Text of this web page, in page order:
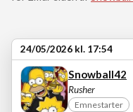
24/05/2026 kl. 17:54
Snowball42
Rusher
Emnestarter